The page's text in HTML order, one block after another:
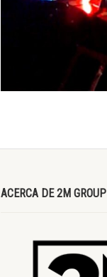
ACERCA DE 2M GROUP